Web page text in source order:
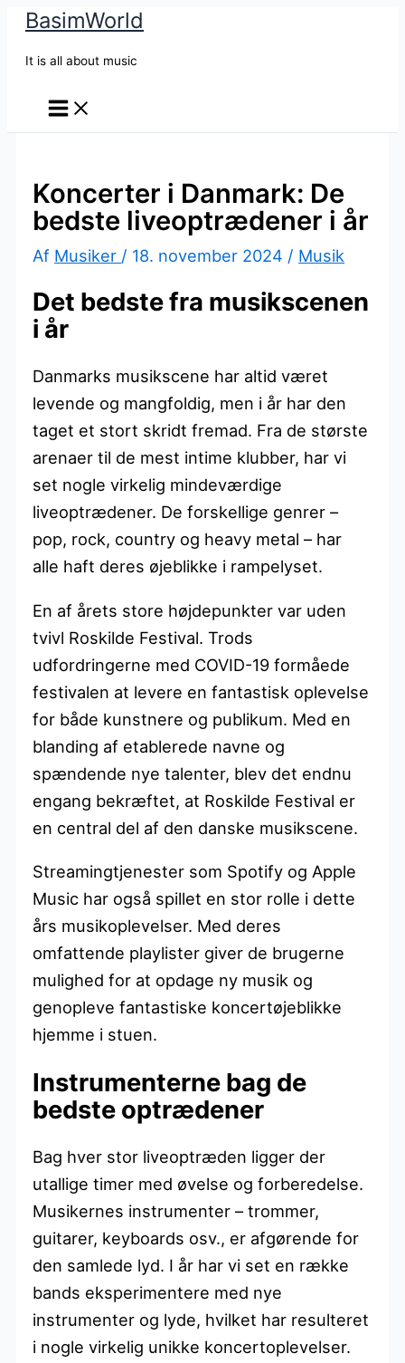
BasimWorld
It is all about music
Koncerter i Danmark: De
bedste liveoptrædener i år
Af Musiker / 18. november 2024 / Musik
Det bedste fra musikscenen
i år
Danmarks musikscene har altid været
levende og mangfoldig, men i år har den
taget et stort skridt fremad. Fra de største
arenaer til de mest intime klubber, har vi
set nogle virkelig mindeværdige
liveoptrædener. De forskellige genrer –
pop, rock, country og heavy metal – har
alle haft deres øjeblikke i rampelyset.
En af årets store højdepunkter var uden
tvivl Roskilde Festival. Trods
udfordringerne med COVID-19 formåede
festivalen at levere en fantastisk oplevelse
for både kunstnere og publikum. Med en
blanding af etablerede navne og
spændende nye talenter, blev det endnu
engang bekræftet, at Roskilde Festival er
en central del af den danske musikscene.
Streamingtjenester som Spotify og Apple
Music har også spillet en stor rolle i dette
års musikoplevelser. Med deres
omfattende playlister giver de brugerne
mulighed for at opdage ny musik og
genopleve fantastiske koncertøjeblikke
hjemme i stuen.
Instrumenterne bag de
bedste optrædener
Bag hver stor liveoptræden ligger der
utallige timer med øvelse og forberedelse.
Musikernes instrumenter – trommer,
guitarer, keyboards osv., er afgørende for
den samlede lyd. I år har vi set en række
bands eksperimentere med nye
instrumenter og lyde, hvilket har resulteret
i nogle virkelig unikke koncertoplevelser.